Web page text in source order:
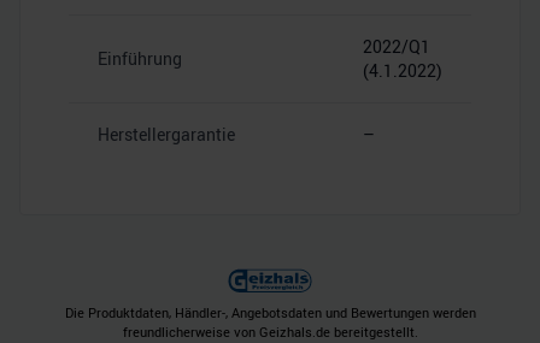
Einführung
2022/Q1
(4.1.2022)
Herstellergarantie –
Die Produktdaten, Händler-, Angebotsdaten und Bewertungen werden
freundlicherweise von Geizhals.de bereitgestellt.